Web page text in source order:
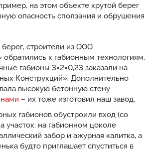
на этом объекте крутой берег
опасность сползания и обрушения
строители из ООО
к габионным технологиям.
габионы 3×2×0,23 заказали на
Конструкций». Дополнительно
высокую бетонную стену
– их тоже изготовил наш завод.
габионов обустроили вход (со
участок: на габионном цоколе
забор и ажурная калитка, а
будто приглашает спуститься в